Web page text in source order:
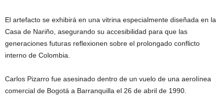
El artefacto se exhibirá en una vitrina especialmente diseñada en la
Casa de Nariño, asegurando su accesibilidad para que las
generaciones futuras reflexionen sobre el prolongado conflicto
interno de Colombia.
Carlos Pizarro fue asesinado dentro de un vuelo de una aerolínea
comercial de Bogotá a Barranquilla el 26 de abril de 1990.